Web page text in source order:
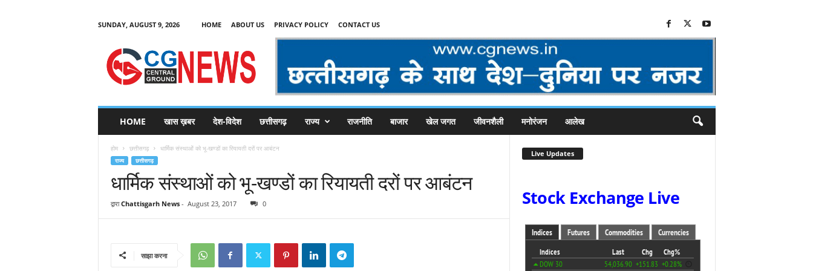
SUNDAY, AUGUST 9, 2026 HOME ABOUT US PRIVACY POLICY CONTACT US
C
HOME खास ख़बर देश-विदेश छत्तीसगढ़ राज्य राजनीति बाजार खेल जगत जीवनशैली मनोरंजन आलेख
होम छत्तीसगढ़ धार्मिक संस्थाओं को भू-खण्डों का रियायती दरों पर आबंटन
राज्य छत्तीसगढ़
धार्मिक संस्थाओं को भू-खण्डों का रियायती दरों पर आबंटन
द्वारा Chattisgarh News- August 23, 2017 0
साझा करना
Live Updates
Stock Exchange Live